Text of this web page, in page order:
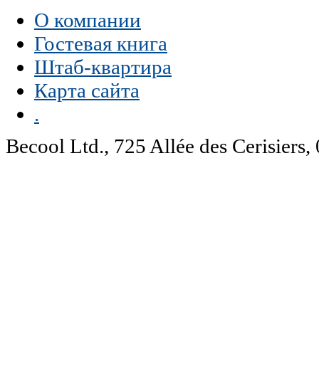
О компании
Гостевая книга
Штаб-квартира
Карта сайта
.
Becool Ltd., 725 Allée des